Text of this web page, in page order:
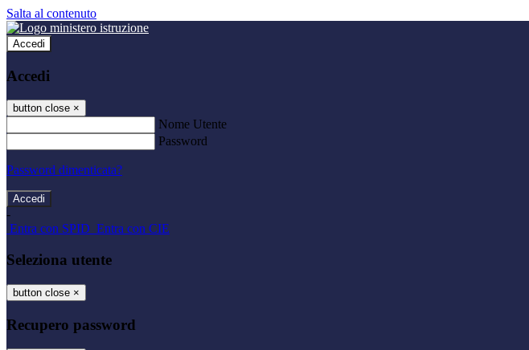
Salta al contenuto
Accedi
Accedi
button close ×
Nome Utente
Password
Password dimenticata?
-
Entra con SPID Entra con CIE
Seleziona utente
button close ×
Recupero password